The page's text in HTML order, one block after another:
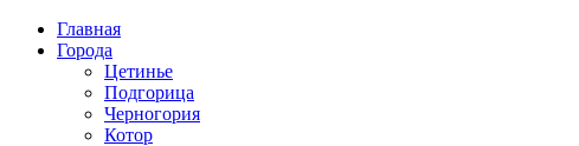
Главная
Города
Цетинье
Подгорица
Черногория
Котор